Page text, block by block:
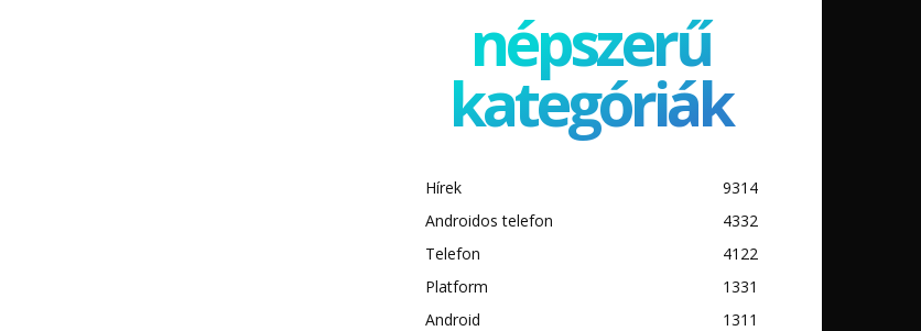
népszerű
kategóriák
Hírek
9314
Androidos telefon
4332
Telefon
4122
Platform
1331
Android
1311